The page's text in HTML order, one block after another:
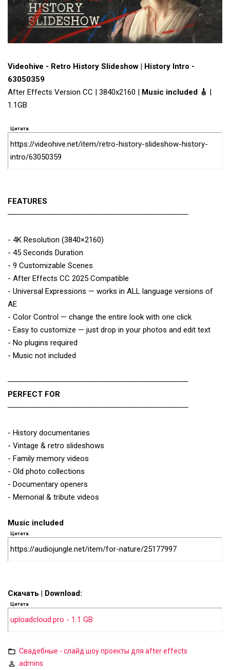
Videohive - Retro History Slideshow | History Intro -
63050359
After Effects Version CC | 3840x2160 | Music included 🎸 |
1.1GB
Цитата
https://videohive.net/item/retro-history-slideshow-history-
intro/63050359
FEATURES
────────────────────────────────
- 4K Resolution (3840×2160)
- 45 Seconds Duration
- 9 Customizable Scenes
- After Effects CC 2025 Compatible
- Universal Expressions — works in ALL language versions of
AE
- Color Control — change the entire look with one click
- Easy to customize — just drop in your photos and edit text
- No plugins required
- Music not included
────────────────────────────────
PERFECT FOR
────────────────────────────────
- History documentaries
- Vintage & retro slideshows
- Family memory videos
- Old photo collections
- Documentary openers
- Memorial & tribute videos
Music included
Цитата
https://audiojungle.net/item/for-nature/25177997
Скачать | Download:
Цитата
uploadcloud.pro - 1.1 GB
Свадебные - слайд шоу проекты для after effects
admins